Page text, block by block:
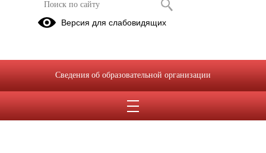
Версия для слабовидящих
Сведения об образовательной организации